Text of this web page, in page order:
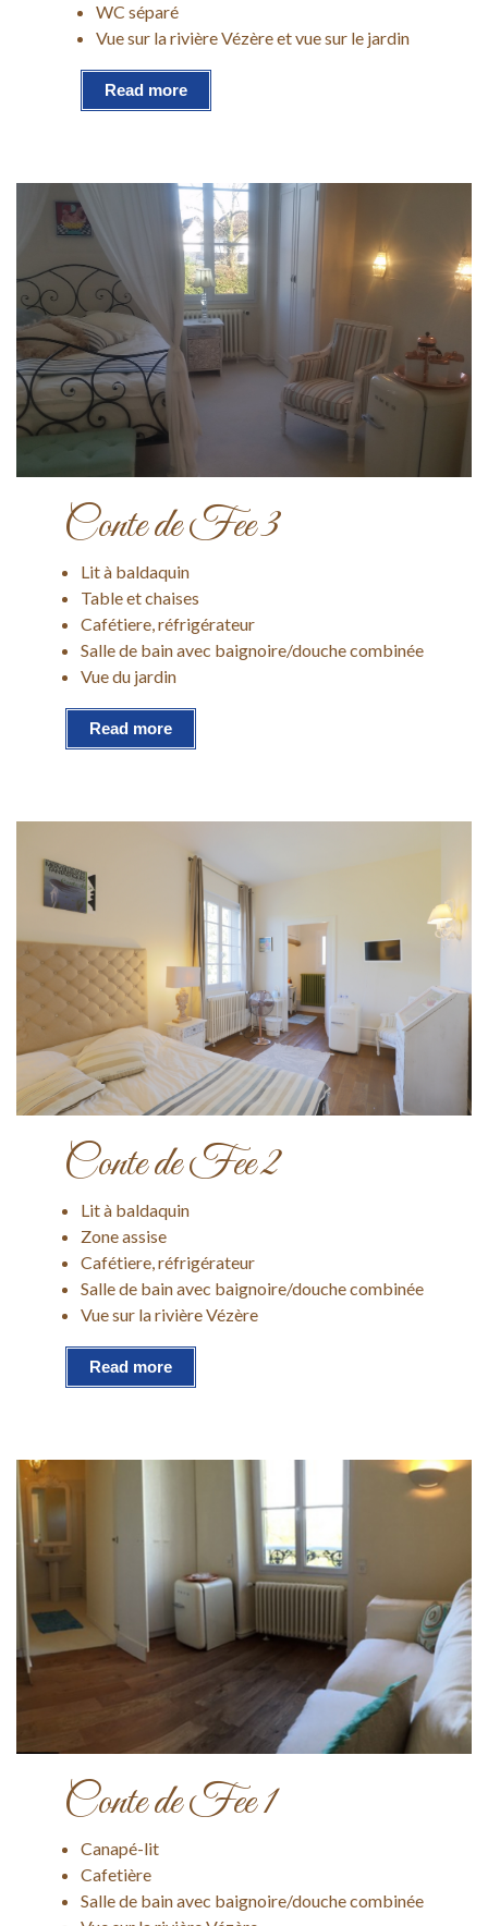
WC séparé
Vue sur la rivière Vézère et vue sur le jardin
Read more
Conte de Fee 3
Lit à baldaquin
Table et chaises
Cafétiere, réfrigérateur
Salle de bain avec baignoire/douche combinée
Vue du jardin
Read more
Conte de Fee 2
Lit à baldaquin
Zone assise
Cafétiere, réfrigérateur
Salle de bain avec baignoire/douche combinée
Vue sur la rivière Vézère
Read more
Conte de Fee 1
Canapé-lit
Cafetière
Salle de bain avec baignoire/douche combinée